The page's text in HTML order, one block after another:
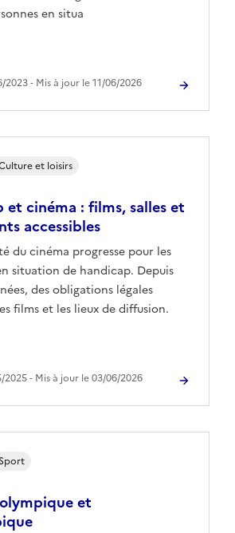
en situa
2023 ‐ Mis à jour le 11/06/2026
et cinéma : films, salles et
accessibles
du cinéma progresse pour les
situation de handicap. Depuis
des obligations légales
films et les lieux de diffusion.
et loisirs
2025 ‐ Mis à jour le 03/06/2026
et
Sport